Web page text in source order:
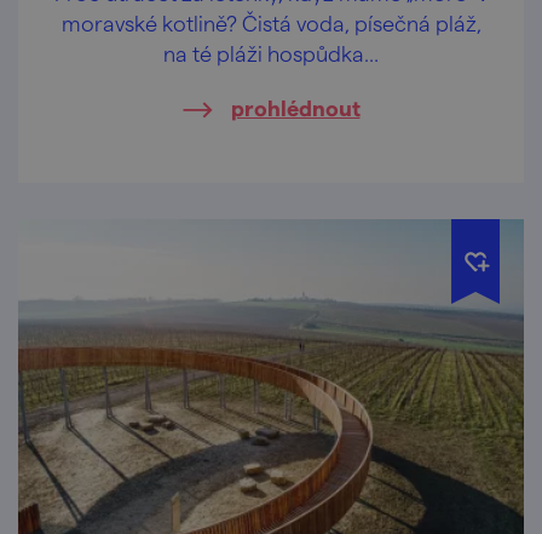
moravské kotlině? Čistá voda, písečná pláž,
na té pláži hospůdka…
prohlédnout